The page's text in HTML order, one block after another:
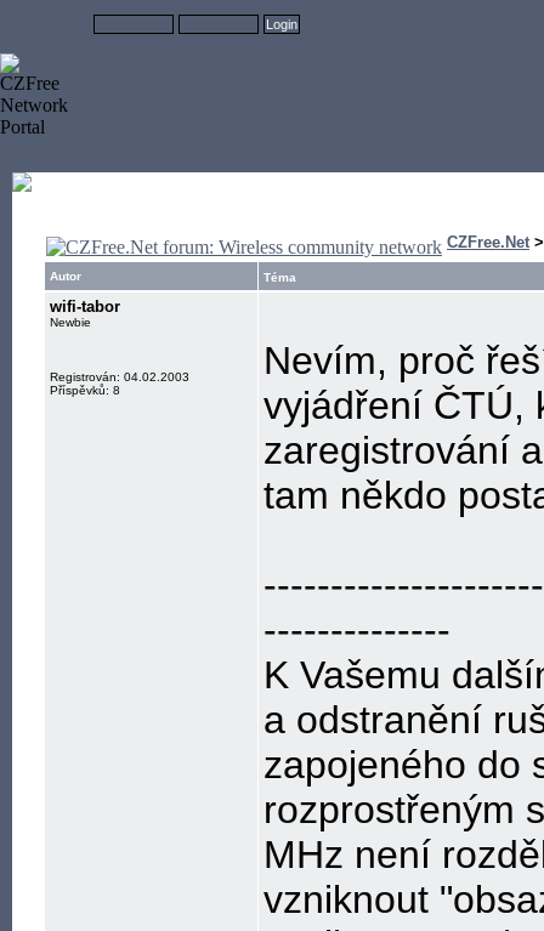
CZFree.Net
Autor Téma
wifi-tabor
Newbie
Registrován: 04.02.2003
Příspěvků: 8
Nevím, proč
vyjádření ČTÚ,
zaregistrování
tam někdo
--------------
K Vašemu
a odstranění
zapojeného do
rozprostřeným
MHz není
vzniknout